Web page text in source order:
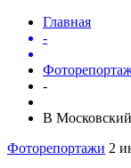
Главная
-
-
В Московский
Фоторепортажи 2